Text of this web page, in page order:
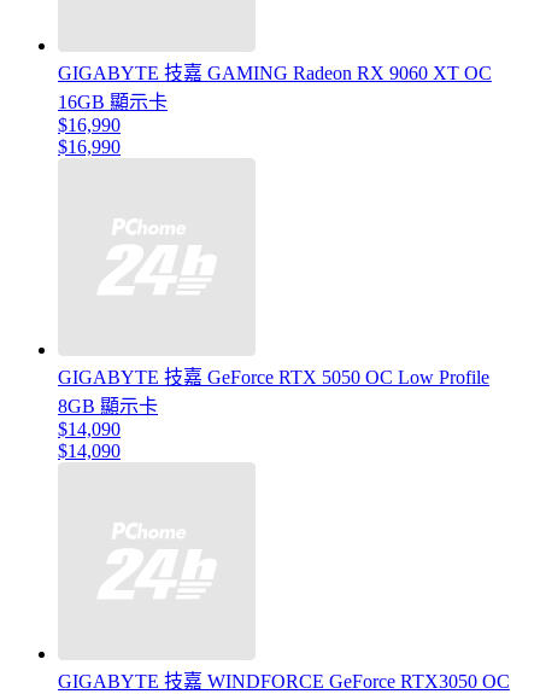
GIGABYTE 技嘉 GAMING Radeon RX 9060 XT OC
16GB 顯示卡
$16,990
$16,990
GIGABYTE 技嘉 GeForce RTX 5050 OC Low Profile
8GB 顯示卡
$14,090
$14,090
GIGABYTE 技嘉 WINDFORCE GeForce RTX3050 OC